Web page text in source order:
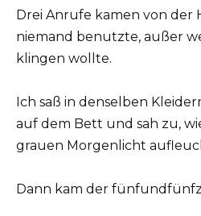
Drei Anrufe kamen von der
niemand benutzte, außer
klingen wollte.
Ich saß in denselben
auf dem Bett und sah zu,
grauen Morgenlicht
Dann kam der